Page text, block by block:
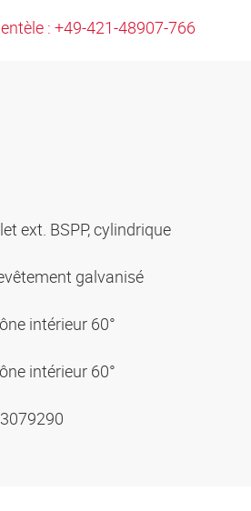
: +49-421-48907-766
ext. BSPP, cylindrique
galvanisé
intérieur 60°
intérieur 60°